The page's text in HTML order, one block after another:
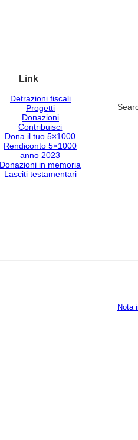
Link
Detrazioni fiscali
Progetti
Donazioni
Contribuisci
Dona il tuo 5×1000
Rendiconto 5×1000
anno 2023
Donazioni in memoria
Lasciti testamentari
Nota